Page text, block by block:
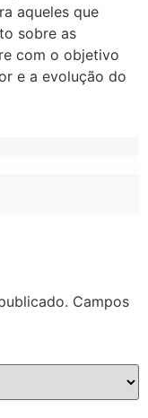
aqueles que
sobre as
com o objetivo
e a evolução do
Campos